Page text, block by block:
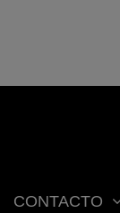
CONTACTO